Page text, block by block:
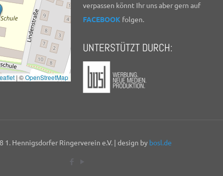
| ©OpenStreetMap
verpassen könnt Ihr uns aber gern auf
FACEBOOK folgen.
UNTERSTÜTZT DURCH:
1. Hennigsdorfer Ringerverein e.V. | design by bosl.de